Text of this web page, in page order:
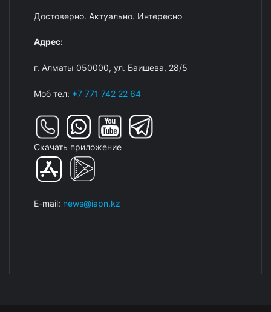
Достоверно. Актуально. Интересно
Адрес:
г. Алматы 050000, ул. Баишева, 28/5
Моб тел: +7 771 742 22 64
Скачать приложение
E-mail: news@iapn.kz